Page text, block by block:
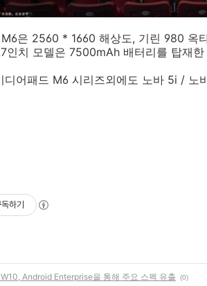
은 2560 * 1660 해상도, 기린 980 옥
인치 모델은 7500mAh 배터리를 탑재한
디어패드 M6 시리즈외에도 노바 5i /
하기
Android Enterprise을 통해 주요 스펙 유출 (0)